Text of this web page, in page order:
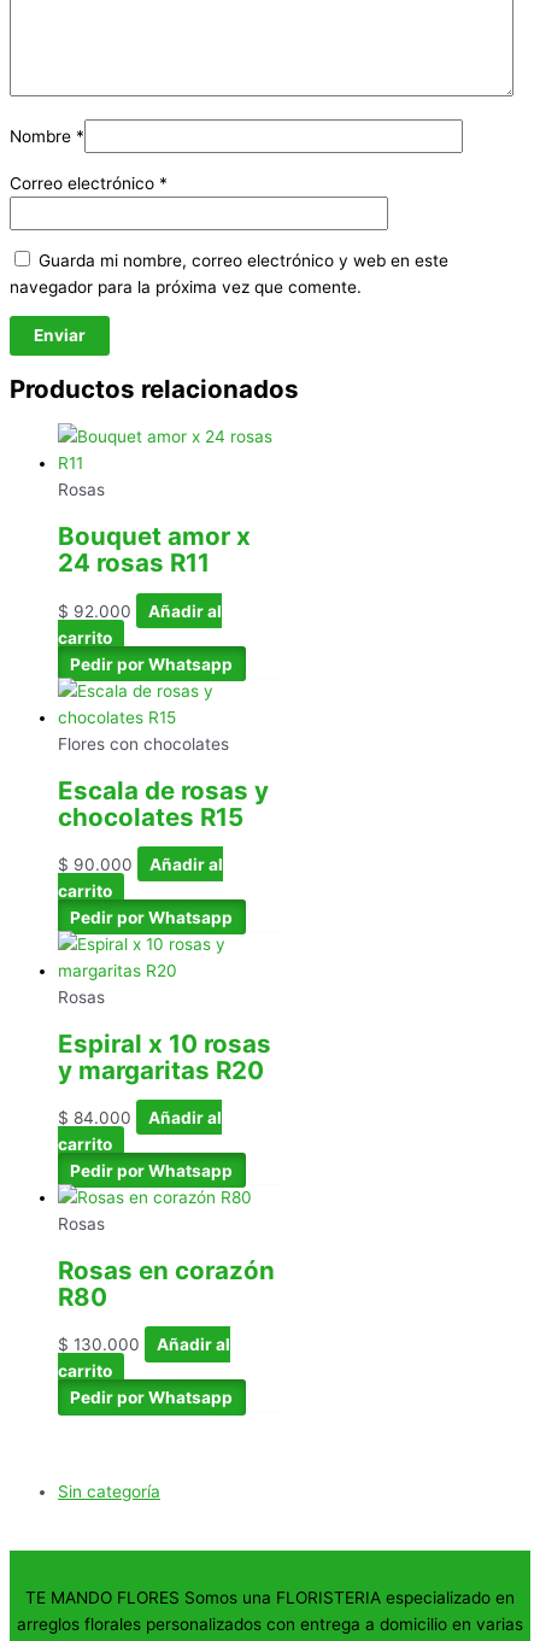
Nombre *
Correo electrónico *
Guarda mi nombre, correo electrónico y web en este
navegador para la próxima vez que comente.
Productos relacionados
Rosas
Bouquet amor x
24 rosas R11
$ 92.000
Añadir al
carrito
Pedir por Whatsapp
Flores con chocolates
Escala de rosas y
chocolates R15
$ 90.000
Añadir al
carrito
Pedir por Whatsapp
Rosas
Espiral x 10 rosas
y margaritas R20
$ 84.000
Añadir al
carrito
Pedir por Whatsapp
Rosas
Rosas en corazón
R80
$ 130.000
Añadir al
carrito
Pedir por Whatsapp
Sin categoría
TE MANDO FLORES Somos una FLORISTERIA especializado en
arreglos florales personalizados con entrega a domicilio en varias